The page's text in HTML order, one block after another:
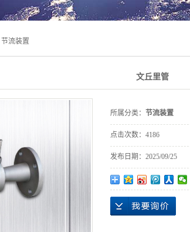
节流装置
文丘里管
所属分类： 节流装置
点击次数： 4186
发布日期： 2025/09/25